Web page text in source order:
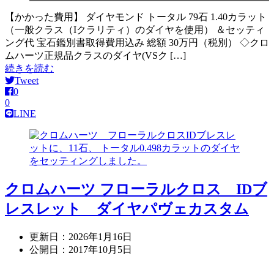
【かかった費用】 ダイヤモンド トータル 79石 1.40カラット
（一般クラス（Iクラリティ）のダイヤを使用） ＆セッティ
ング代 宝石鑑別書取得費用込み 総額 30万円（税別） ◇クロ
ムハーツ正規品クラスのダイヤ(VSク […]
続きを読む
Tweet
0
0
LINE
クロムハーツ フローラルクロス IDブ
レスレット ダイヤパヴェカスタム
更新日： 2026年1月16日
公開日： 2017年10月5日